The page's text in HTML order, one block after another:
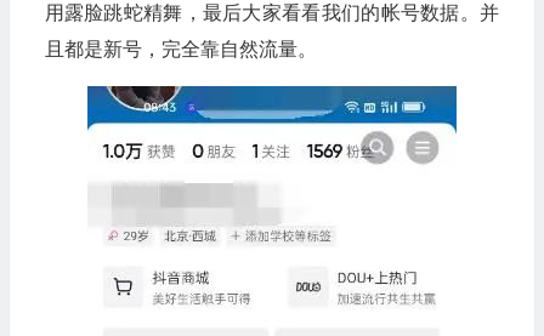
用露脸跳蛇精舞，最后大家看看我们的帐号数据。并
且都是新号，完全靠自然流量。